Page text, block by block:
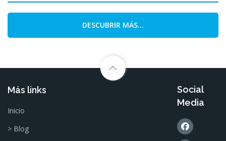
DESCUBRIR MÁS...
Más links
Inicio
> Blog
Social
Media